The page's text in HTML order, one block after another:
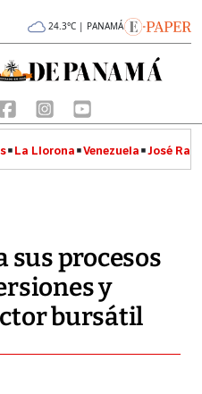
24.3°C | PANAMÁ
La Llorona Venezuela José
sus procesos
y
bursátil